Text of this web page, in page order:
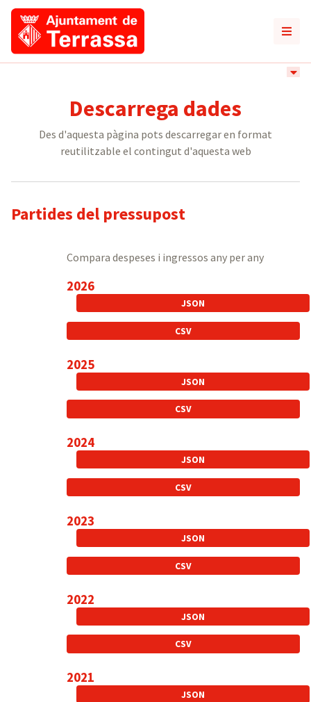
Descarrega dades
Des d'aquesta pàgina pots descarregar en format
reutilitzable el contingut d'aquesta web
Partides del pressupost
Compara despeses i ingressos any per any
2026
JSON
CSV
2025
JSON
CSV
2024
JSON
CSV
2023
JSON
CSV
2022
JSON
CSV
2021
JSON